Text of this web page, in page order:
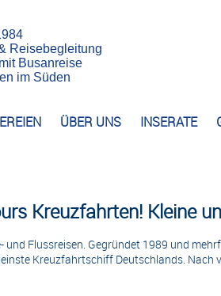
ÜBER UNS INSERATE
Reisebegleitung
Busanreise
im Süden
Kreuzfahrten! Kleine
Flussreisen. Gegründet 1989 und
Kreuzfahrtschiff Deutschlands.